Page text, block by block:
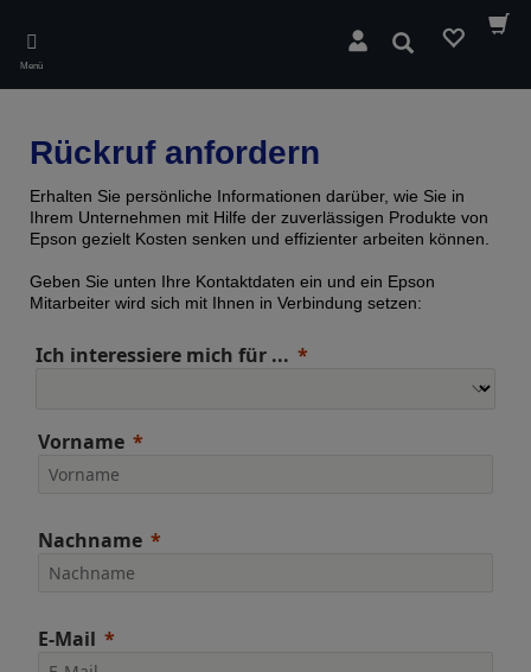
main
content
Menü
Suchen
Rückruf anfordern
Erhalten Sie persönliche Informationen darüber, wie Sie in
Ihrem Unternehmen mit Hilfe der zuverlässigen Produkte von
Epson gezielt Kosten senken und effizienter arbeiten können.
Geben Sie unten Ihre Kontaktdaten ein und ein Epson
Mitarbeiter wird sich mit Ihnen in Verbindung setzen:
Ich interessiere mich für ...
Vorname
Nachname
E-Mail